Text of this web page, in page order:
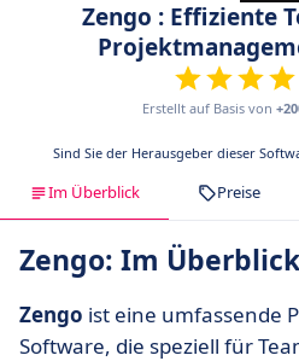
Zengo : Effiziente
Erstellt auf Basis von
Sind Sie der Herausgeber dieser
Im Überblick Preise
Zengo: Im Überblick
Zengo ist eine umfassende
Software, die speziell für